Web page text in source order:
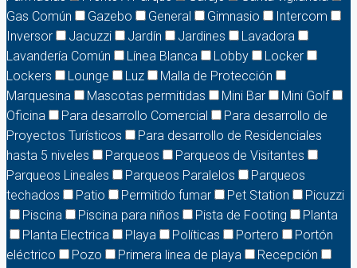
Gas Común
Gazebo General Gimnasio
Intercom
Inversor
Jacuzzi Jardín Jardines
Lavadora
Lavandería Común
Línea Blanca Lobby
Locker
Lockers
Lounge Luz
Malla de Protección
Marquesina
Mascotas permitidas Mini Bar
Mini Golf
Oficina
Para desarrollo Comercial
Para desarrollo de
Proyectos Turísticos
Para desarrollo de Residenciales
hasta 5 niveles
Parqueos
Parqueos de Visitantes
Parqueos Lineales
Parqueos Paralelos
Parqueos
techados
Patio Permitido fumar Pet Station
Picuzzi
Piscina
Piscina para niños Pista de Footing
Planta
Planta Electrica
Playa Políticas Portero
Portón
eléctrico
Pozo Primera linea de playa
Recepción